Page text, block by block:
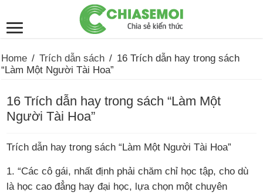
Home / Trích dẫn sách / 16 Trích dẫn hay trong sách
“Làm Một Người Tài Hoa”
16 Trích dẫn hay trong sách “Làm Một
Người Tài Hoa”
Trích dẫn hay trong sách “Làm Một Người Tài Hoa”
1. “Các cô gái, nhất định phải chăm chỉ học tập, cho dù
là học cao đẳng hay đại học, lựa chọn một chuyên